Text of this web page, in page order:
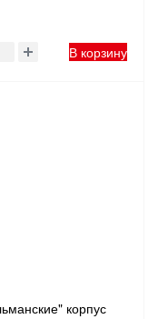
В корзину
корпус